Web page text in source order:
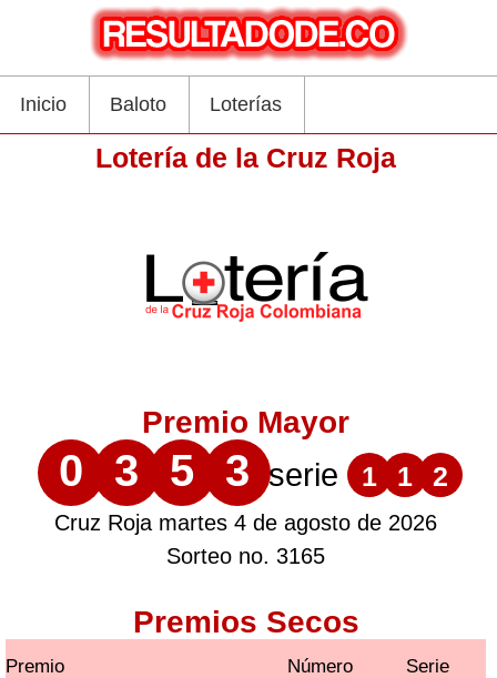
Inicio Baloto Loterías
Lotería de la Cruz Roja
Premio Mayor
0 3 5 3 serie 1 1 2
Cruz Roja martes 4 de agosto de 2026
Sorteo no. 3165
Premios Secos
Premio Número Serie